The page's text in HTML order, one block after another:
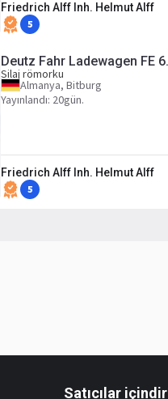
Friedrich Alff Inh. Helmut Alff
5
Deutz Fahr Ladewagen FE
Silaj römorku
Almanya, Bitburg
Yayınlandı: 20gün.
Friedrich Alff Inh. Helmut Alff
5
Satıcılar içindir